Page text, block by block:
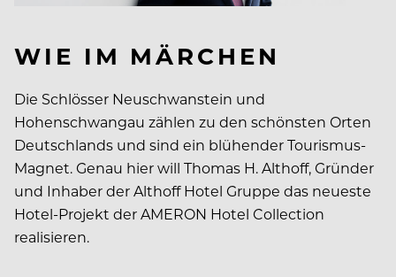
WIE IM MÄRCHEN
Die Schlösser Neuschwanstein und
Hohenschwangau zählen zu den schönsten Orten
Deutschlands und sind ein blühender Tourismus-
Magnet. Genau hier will Thomas H. Althoff, Gründer
und Inhaber der Althoff Hotel Gruppe das neueste
Hotel-Projekt der AMERON Hotel Collection
realisieren.